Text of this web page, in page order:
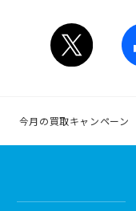
今月の買取キャンペーン